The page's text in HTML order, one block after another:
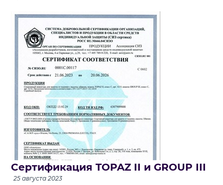
Сертификация TOPAZ II и GROUP III
25 августа 2023